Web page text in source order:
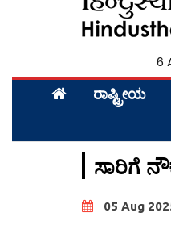
6
ರಾಷ್ಟ್ರೀಯ
ಸಾರಿಗೆ
05 Aug